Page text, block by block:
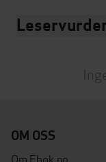
OM OSS
Om Ebok.no